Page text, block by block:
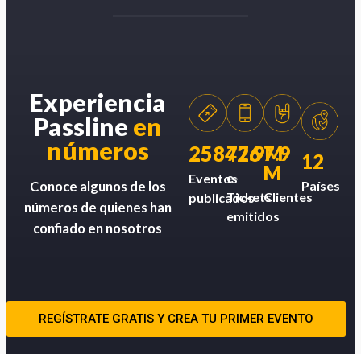
Experiencia
Passline en
números
Conoce algunos de los
números de quienes han
confiado en nosotros
258426
Eventos
publicados
77.9M
e-
Tickets
emitidos
7.9
M
Clientes
12
Países
REGÍSTRATE GRATIS Y CREA TU PRIMER EVENTO